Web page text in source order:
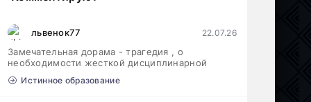
львенок77 22.07.26
Замечательная дорама - трагедия , о
необходимости жесткой дисциплинарной
Истинное образование